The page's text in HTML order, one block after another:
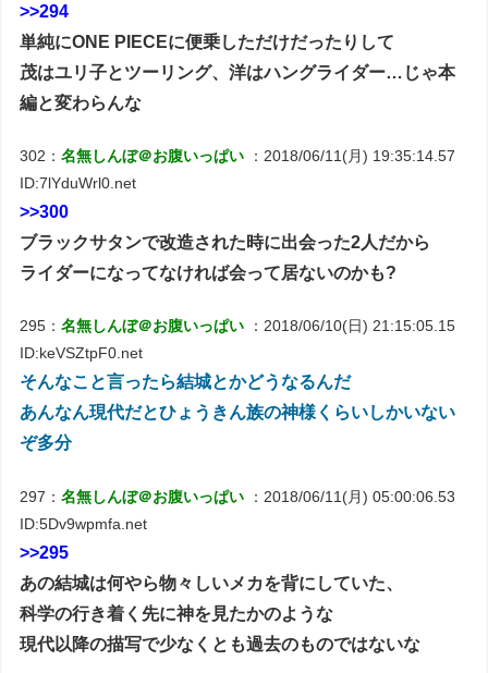
>>294
単純にONE PIECEに便乗しただけだったりして
茂はユリ子とツーリング、洋はハングライダー…じゃ本
編と変わらんな
302：名無しんぼ＠お腹いっぱい
：2018/06/11(月) 19:35:14.57
ID:7lYduWrl0.net
>>300
ブラックサタンで改造された時に出会った2人だから
ライダーになってなければ会って居ないのかも?
295：名無しんぼ＠お腹いっぱい
：2018/06/10(日) 21:15:05.15
ID:keVSZtpF0.net
そんなこと言ったら結城とかどうなるんだ
あんなん現代だとひょうきん族の神様くらいしかいない
ぞ多分
297：名無しんぼ＠お腹いっぱい
：2018/06/11(月) 05:00:06.53
ID:5Dv9wpmfa.net
>>295
あの結城は何やら物々しいメカを背にしていた、
科学の行き着く先に神を見たかのような
現代以降の描写で少なくとも過去のものではないな